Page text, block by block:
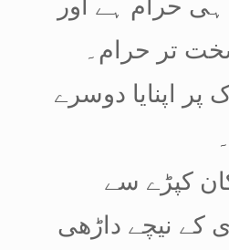
تر حرام۔
پر اپنایا دوسرے
کان کپڑے سے
کے نیچے داڑھی